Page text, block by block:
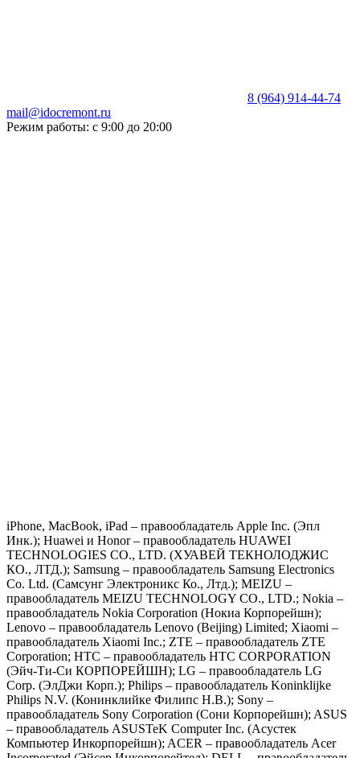
8 (964) 914-44-74
mail@idocremont.ru
Режим работы: с 9:00 до 20:00
iPhone, MacBook, iPad – правообладатель Apple Inc. (Эпл
Инк.); Huawei и Honor – правообладатель HUAWEI
TECHNOLOGIES CO., LTD. (ХУАВЕЙ ТЕКНОЛОДЖИС
КО., ЛТД.); Samsung – правообладатель Samsung Electronics
Co. Ltd. (Самсунг Электроникс Ко., Лтд.); MEIZU –
правообладатель MEIZU TECHNOLOGY CO., LTD.; Nokia –
правообладатель Nokia Corporation (Нокиа Корпорейшн);
Lenovo – правообладатель Lenovo (Beijing) Limited; Xiaomi –
правообладатель Xiaomi Inc.; ZTE – правообладатель ZTE
Corporation; HTC – правообладатель HTC CORPORATION
(Эйч-Ти-Си КОРПОРЕЙШН); LG – правообладатель LG
Corp. (ЭлДжи Корп.); Philips – правообладатель Koninklijke
Philips N.V. (Конинклийке Филипс Н.В.); Sony –
правообладатель Sony Corporation (Сони Корпорейшн); ASUS
– правообладатель ASUSTeK Computer Inc. (Асустек
Компьютер Инкорпорейшн); ACER – правообладатель Acer